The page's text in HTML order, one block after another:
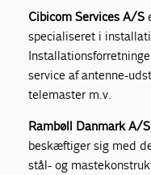
Cibicom Services A/S
specialiseret i
service af antenne-
telemaster m.v.
Rambøll Danmark A/S
beskæftiger sig med
stål- og